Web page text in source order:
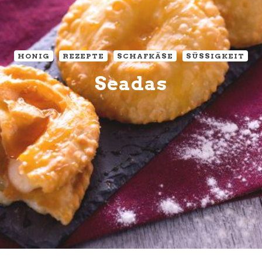
HONIG REZEPTE SCHAFKÄSE SÜSSIGKEIT
Seadas